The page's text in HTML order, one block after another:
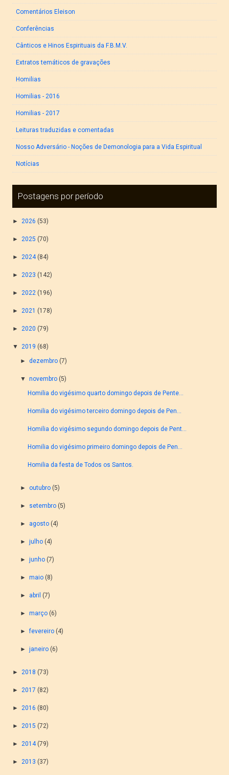
Comentários Eleison
Conferências
Cânticos e Hinos Espirituais da F.B.M.V.
Extratos temáticos de gravações
Homilias
Homilias - 2016
Homilias - 2017
Leituras traduzidas e comentadas
Nosso Adversário - Noções de Demonologia para a Vida Espiritual
Notícias
Postagens por período
► 2026 (53)
► 2025 (70)
► 2024 (84)
► 2023 (142)
► 2022 (196)
► 2021 (178)
► 2020 (79)
▼ 2019 (68)
► dezembro (7)
▼ novembro (5)
Homilia do vigésimo quarto domingo depois de Pente...
Homilia do vigésimo terceiro domingo depois de Pen...
Homilia do vigésimo segundo domingo depois de Pent...
Homilia do vigésimo primeiro domingo depois de Pen...
Homilia da festa de Todos os Santos.
► outubro (5)
► setembro (5)
► agosto (4)
► julho (4)
► junho (7)
► maio (8)
► abril (7)
► março (6)
►fevereiro (4)
► janeiro (6)
► 2018 (73)
► 2017 (82)
► 2016 (80)
► 2015 (72)
► 2014 (79)
► 2013 (37)